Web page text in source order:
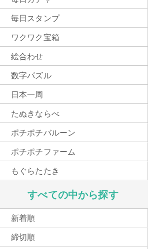
毎日スタンプ
ワクワク宝箱
絵合わせ
数字パズル
日本一周
たぬきならべ
ポチポチバルーン
ポチポチファーム
もぐらたたき
すべての中から探す
新着順
締切順